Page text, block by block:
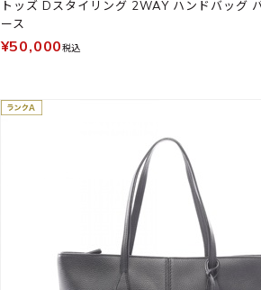
トッズ Dスタイリング 2WAY ハンドバッグ
ース
¥50,000税込